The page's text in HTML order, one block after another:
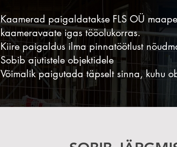
Kaamerad paigaldatakse FLS OÜ
kaameravaate igas tööolukorras.
Kiire paigaldus ilma pinnatöötlust
Sobib ajutistele objektidele
Võimalik paigutada täpselt sinna, kuhu